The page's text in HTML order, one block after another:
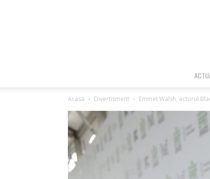
Acasă Divertisment Emmet Walsh, actorul